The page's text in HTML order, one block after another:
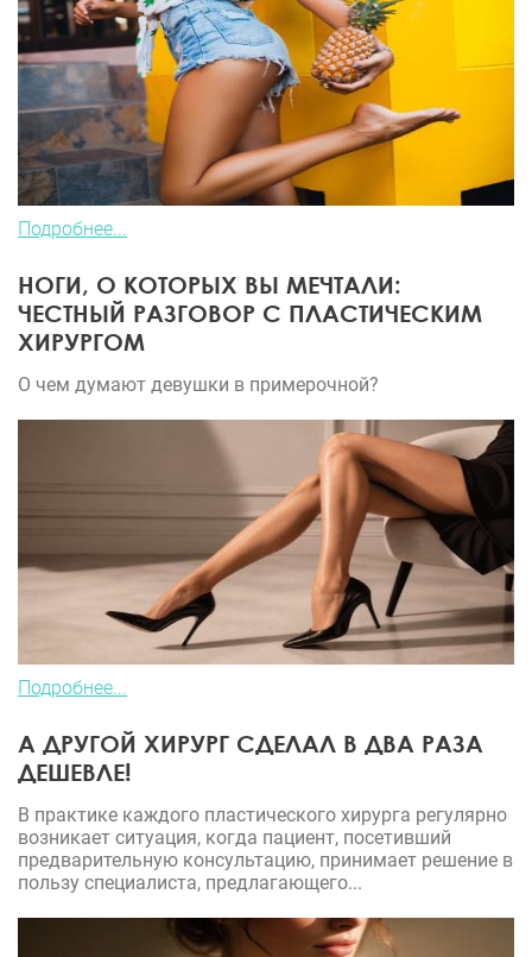
Подробнее...
НОГИ, О КОТОРЫХ ВЫ МЕЧТАЛИ:
ЧЕСТНЫЙ РАЗГОВОР С ПЛАСТИЧЕСКИМ
ХИРУРГОМ
О чем думают девушки в примерочной?
Подробнее...
А ДРУГОЙ ХИРУРГ СДЕЛАЛ В ДВА РАЗА
ДЕШЕВЛЕ!
В практике каждого пластического хирурга регулярно
возникает ситуация, когда пациент, посетивший
предварительную консультацию, принимает решение в
пользу специалиста, предлагающего...